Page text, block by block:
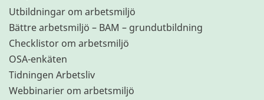
Utbildningar om arbetsmiljö
Bättre arbetsmiljö – BAM – grundutbildning
Checklistor om arbetsmiljö
OSA-enkäten
Tidningen Arbetsliv
Webbinarier om arbetsmiljö